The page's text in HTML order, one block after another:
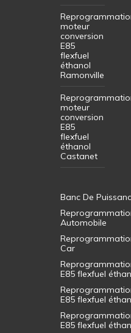
moteur
conversion
E85
flexfuel
éthanol
Ramonville
moteur
conversion
E85
flexfuel
éthanol
Castanet
Banc De
Automobile
Car
E85 flexfuel
E85 flexfuel
E85 flexfuel